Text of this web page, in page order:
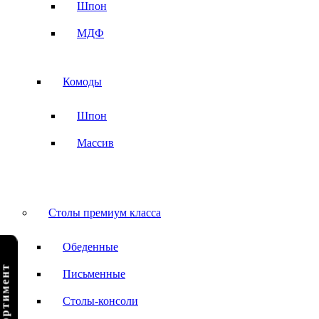
Шпон
МДФ
Комоды
Шпон
Массив
Столы премиум класса
Обеденные
Письменные
Столы-консоли